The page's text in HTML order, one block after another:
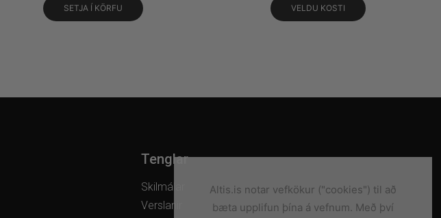
SETJA Í KÖRFU VELDU KOSTI
Tenglar
Skilmálar
Verslanir
Altis.is notar vefkökur ("cookies") til að
bæta upplifun þína á vefnum. Með því